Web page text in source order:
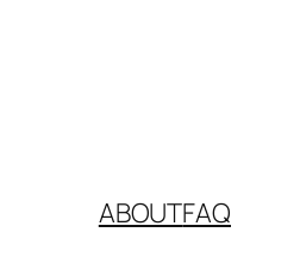
ABOUTFAQ